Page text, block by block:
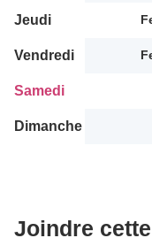
Jeudi
Vendredi
Samedi
Dimanche
Joindre